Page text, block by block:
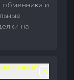
обменника и
на